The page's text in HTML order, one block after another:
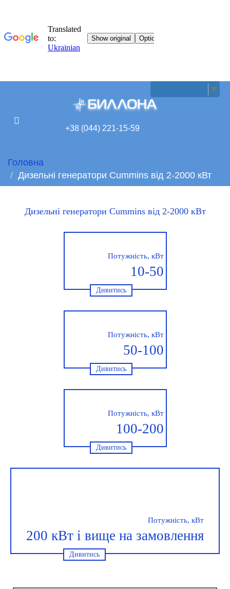
▼
+38 (044) 221-15-59
Головна
Дизельні генератори Cummins від 2-2000 кВт
Дизельні генератори Cummins від 2-2000 кВт
Потужність, кВт
10-50
Дивитись
Потужність, кВт
50-100
Дивитись
Потужність, кВт
100-200
Дивитись
Потужність, кВт
200 кВт і вище на замовлення
Дивитись